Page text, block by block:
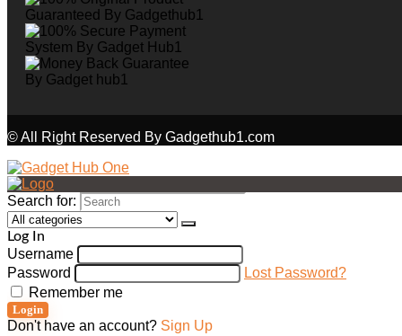
© All Right Reserved By Gadgethub1.com
Search for:
Log In
Username
Password
Lost Password?
Remember me
Login
Don't have an account? Sign Up